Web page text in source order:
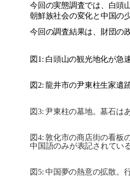
今回の実態調査では、白頭
朝鮮族社会の変化と中 国の
今回の調査結果は、財団の
図 1: 白頭山の観光地化が急
図 2: 龍井市の尹東柱生家遺
図3: 尹東柱の墓地。墓石は
図4: 敦化市の商店街の看板
中 国語のみが表記されてい
図 5: 中 国夢の熱意の拡散。